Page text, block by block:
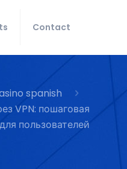
Contact
spanish
VPN: пошаговая
пользователей